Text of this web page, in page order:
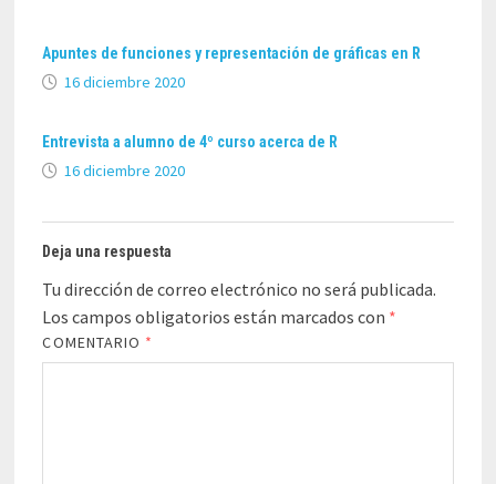
Apuntes de funciones y representación de gráficas en R
16 diciembre 2020
Entrevista a alumno de 4º curso acerca de R
16 diciembre 2020
Deja una respuesta
Tu dirección de correo electrónico no será publicada.
Los campos obligatorios están marcados con *
COMENTARIO *